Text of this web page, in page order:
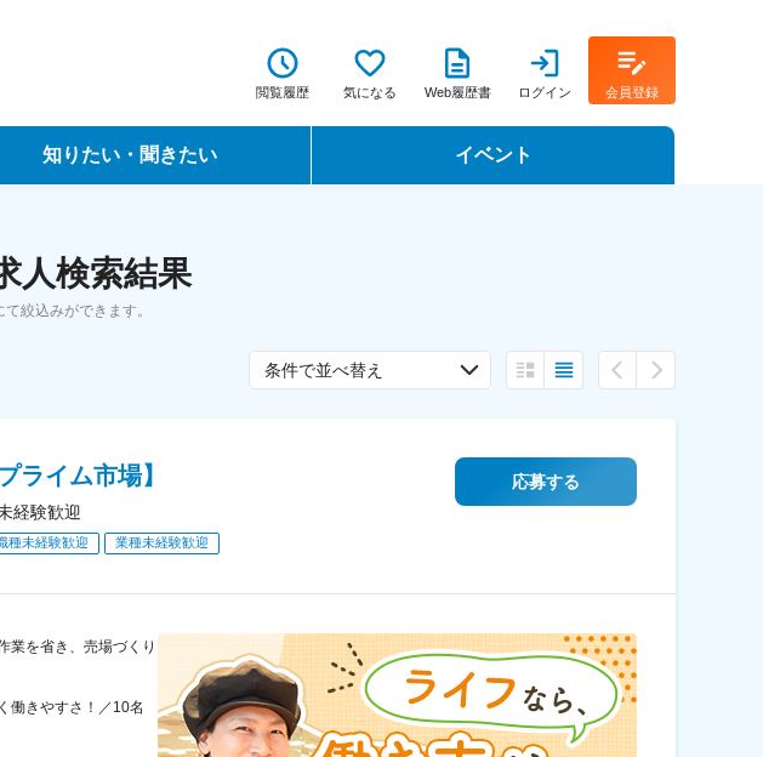
閲覧履歴 気になる Web履歴書 ログイン 会員登録
知りたい・聞きたい
タで見る転職
イベント
人検索結果
絞込みができます。
条件で並べ替え
ライム市場】
経験歓迎
種未経験歓迎 業種未経験歓迎
応募する
業を省き、売場づくり
働きやすさ！／10名